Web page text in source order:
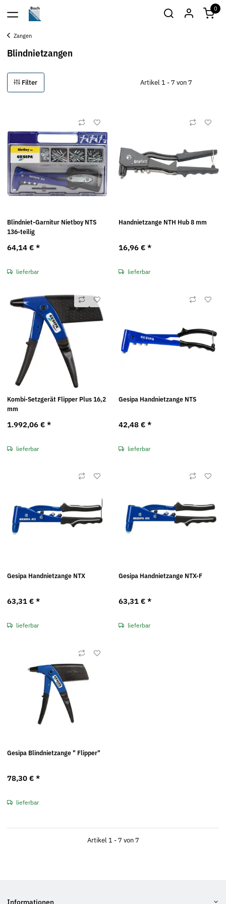
0
Zangen
Blindnietzangen
Filter Artikel 1 - 7 von 7
Blindniet-Garnitur Nietboy NTS
136-teilig
64,14 € *
lieferbar
Handnietzange NTH Hub 8 mm
16,96 € *
lieferbar
Kombi-Setzgerät Flipper Plus 16,2
mm
1.992,06 € *
lieferbar
Gesipa Handnietzange NTS
42,48 € *
lieferbar
Gesipa Handnietzange NTX
63,31 € *
lieferbar
Gesipa Handnietzange NTX-F
63,31 € *
lieferbar
Gesipa Blindnietzange " Flipper"
78,30 € *
lieferbar
Artikel 1 - 7 von 7
Informationen